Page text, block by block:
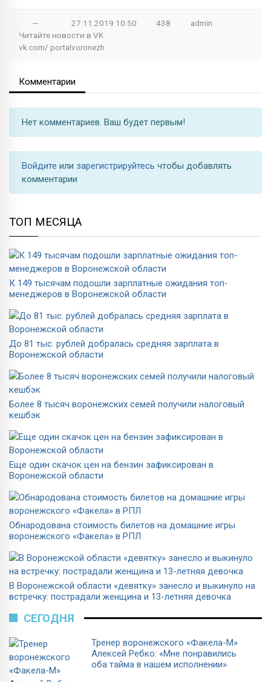
— 27.11.2019 10:50 438
admin
Читайте новости в VK
vk.com/ portalvoronezh
Комментарии
Нет комментариев. Ваш будет первым!
Войдите или зарегистрируйтесь чтобы добавлять
комментарии
ТОП МЕСЯЦА
К 149 тысячам подошли зарплатные ожидания топ-
менеджеров в Воронежской области
До 81 тыс. рублей добралась средняя зарплата в
Воронежской области
Более 8 тысяч воронежских семей получили налоговый
кешбэк
Еще один скачок цен на бензин зафиксирован в
Воронежской области
Обнародована стоимость билетов на домашние игры
воронежского «Факела» в РПЛ
В Воронежской области «девятку» занесло и выкинуло на
встречку: пострадали женщина и 13-летняя девочка
СЕГОДНЯ
Тренер воронежского «Факела-М»
Алексей Ребко: «Мне понравились
оба тайма в нашем исполнении»